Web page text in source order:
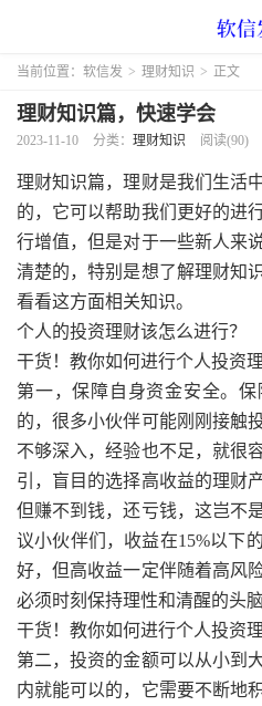
当前位置： 软信发 > 理财知识 > 正文
理财知识篇，快速学会
2023-11-10 分类： 理财知识 阅读(90)
理财知识篇，理财是我们生活
的，它可以帮助我们更好的进
行增值，但是对于一些新人来
清楚的，特别是想了解理财知
看看这方面相关知识。
个人的投资理财该怎么进行？
干货！教你如何进行个人投资
第一，保障自身资金安全。
的，很多小伙伴可能刚刚接触
不够深入，经验也不足，就很
引，盲目的选择高收益的理财
但赚不到钱，还亏钱，这岂不
议小伙伴们，收益在15%以下
好，但高收益一定伴随着高风
必须时刻保持理性和清醒的头脑
干货！教你如何进行个人投资
第二，投资的金额可以从小到
内就能可以的，它需要不断地